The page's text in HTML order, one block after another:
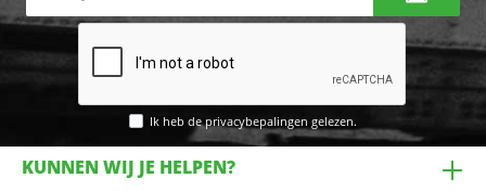
Ik heb deprivacybepalingen gelezen.
KUNNEN WIJ JE HELPEN?